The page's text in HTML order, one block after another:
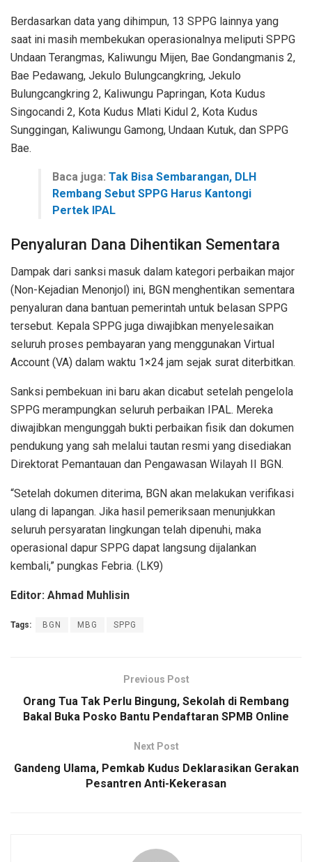
Berdasarkan data yang dihimpun, 13 SPPG lainnya yang
saat ini masih membekukan operasionalnya meliputi SPPG
Undaan Terangmas, Kaliwungu Mijen, Bae Gondangmanis 2,
Bae Pedawang, Jekulo Bulungcangkring, Jekulo
Bulungcangkring 2, Kaliwungu Papringan, Kota Kudus
Singocandi 2, Kota Kudus Mlati Kidul 2, Kota Kudus
Sunggingan, Kaliwungu Gamong, Undaan Kutuk, dan SPPG
Bae.
Baca juga: Tak Bisa Sembarangan, DLH
Rembang Sebut SPPG Harus Kantongi
Pertek IPAL
Penyaluran Dana Dihentikan Sementara
Dampak dari sanksi masuk dalam kategori perbaikan major
(Non-Kejadian Menonjol) ini, BGN menghentikan sementara
penyaluran dana bantuan pemerintah untuk belasan SPPG
tersebut. Kepala SPPG juga diwajibkan menyelesaikan
seluruh proses pembayaran yang menggunakan Virtual
Account (VA) dalam waktu 1×24 jam sejak surat diterbitkan.
Sanksi pembekuan ini baru akan dicabut setelah pengelola
SPPG merampungkan seluruh perbaikan IPAL. Mereka
diwajibkan mengunggah bukti perbaikan fisik dan dokumen
pendukung yang sah melalui tautan resmi yang disediakan
Direktorat Pemantauan dan Pengawasan Wilayah II BGN.
“Setelah dokumen diterima, BGN akan melakukan verifikasi
ulang di lapangan. Jika hasil pemeriksaan menunjukkan
seluruh persyaratan lingkungan telah dipenuhi, maka
operasional dapur SPPG dapat langsung dijalankan
kembali,” pungkas Febria. (LK9)
Editor: Ahmad Muhlisin
Tags: BGN MBG SPPG
Previous Post
Orang Tua Tak Perlu Bingung, Sekolah di Rembang
Bakal Buka Posko Bantu Pendaftaran SPMB Online
Next Post
Gandeng Ulama, Pemkab Kudus Deklarasikan Gerakan
Pesantren Anti-Kekerasan